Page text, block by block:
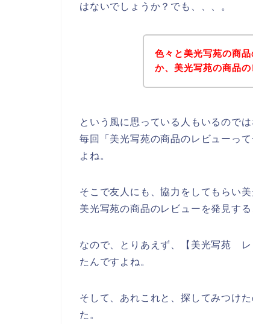
はないでしょうか？でも、、、。
色々と美光写苑の商
か、美光写苑の商品
という風に思っている人もいるので
毎回「美光写苑の商品のレビューっ
よね。
そこで友人にも、協力をしてもらい
美光写苑の商品のレビューを発見す
なので、とりあえず、【美光写苑 レ
たんですよね。
そして、あれこれと、探してみつけ
た。